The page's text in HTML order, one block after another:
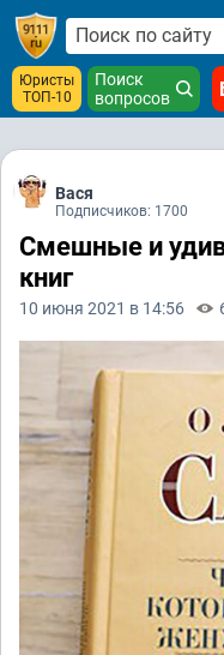
Юристы
ТОП-10
Поиск
вопросов
Вася
Подписчиков: 1700
Смешные и
книг
10 июня 2021 в 14:56